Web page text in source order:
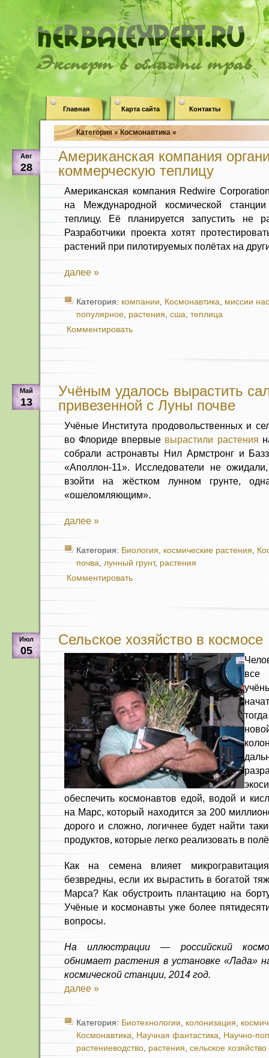
Эксперт в области трав
Главная Карта сайта Контакты
Категория » Космонавтика «
Авг
28
Американская компания
коммерческую теплицу
Американская компания Redwire
на Международной космической
теплицу. Её планируется запустить не
Разработчики проекта хотят
растений при пилотируемых полётах на
далее »
Категория: компании, Космонавтика, миссии
популярное, растения, сша, теплица
Комментировать
Май
13
Учёным удалось вырастить
привезенной с Луны почве
Учёные Института продовольственных и
во Флориде впервые вырастили растения
собрали астронавты Нил Армстронг и
«Аполлон-11». Исследователи не
взойти на жёстком лунном грунте,
«ошеломляющим».
далее »
Категория: Биология, космические растения,
почва, лунный грунт, растения
Комментировать
Июл
05
Сельское хозяйство в космосе
все
обеспечить космонавтов едой, водой и
на Марс, который находится за 200
дорого и сложно, логичнее будет найти
продуктов, которые легко реализовать в
Как на семена влияет
безвредны, если их вырастить в богатой
Марса? Как обустроить плантацию на
Учёные и космонавты уже более
вопросы.
На иллюстрации — российский
обнимает растения в установке «Лада»
космической станции, 2014 год.
далее »
Категория: Биотехнологии, колонизация,
Космонавтика, Научная фантастика, Научно-
растениеводство, растения, сельское хозяйство